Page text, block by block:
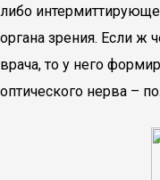
либо
органа зрения. Если ж
врача, то у него
оптического нерва –